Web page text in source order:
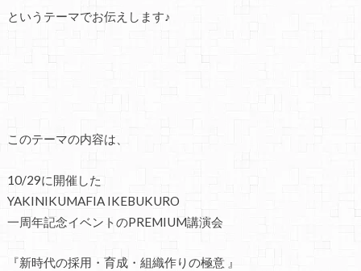
というテーマでお伝えします♪
このテーマの内容は、
10/29に開催した
YAKINIKUMAFIA IKEBUKURO
一周年記念イベントのPREMIUM講演会
『新時代の採用・育成・組織作りの極意 』